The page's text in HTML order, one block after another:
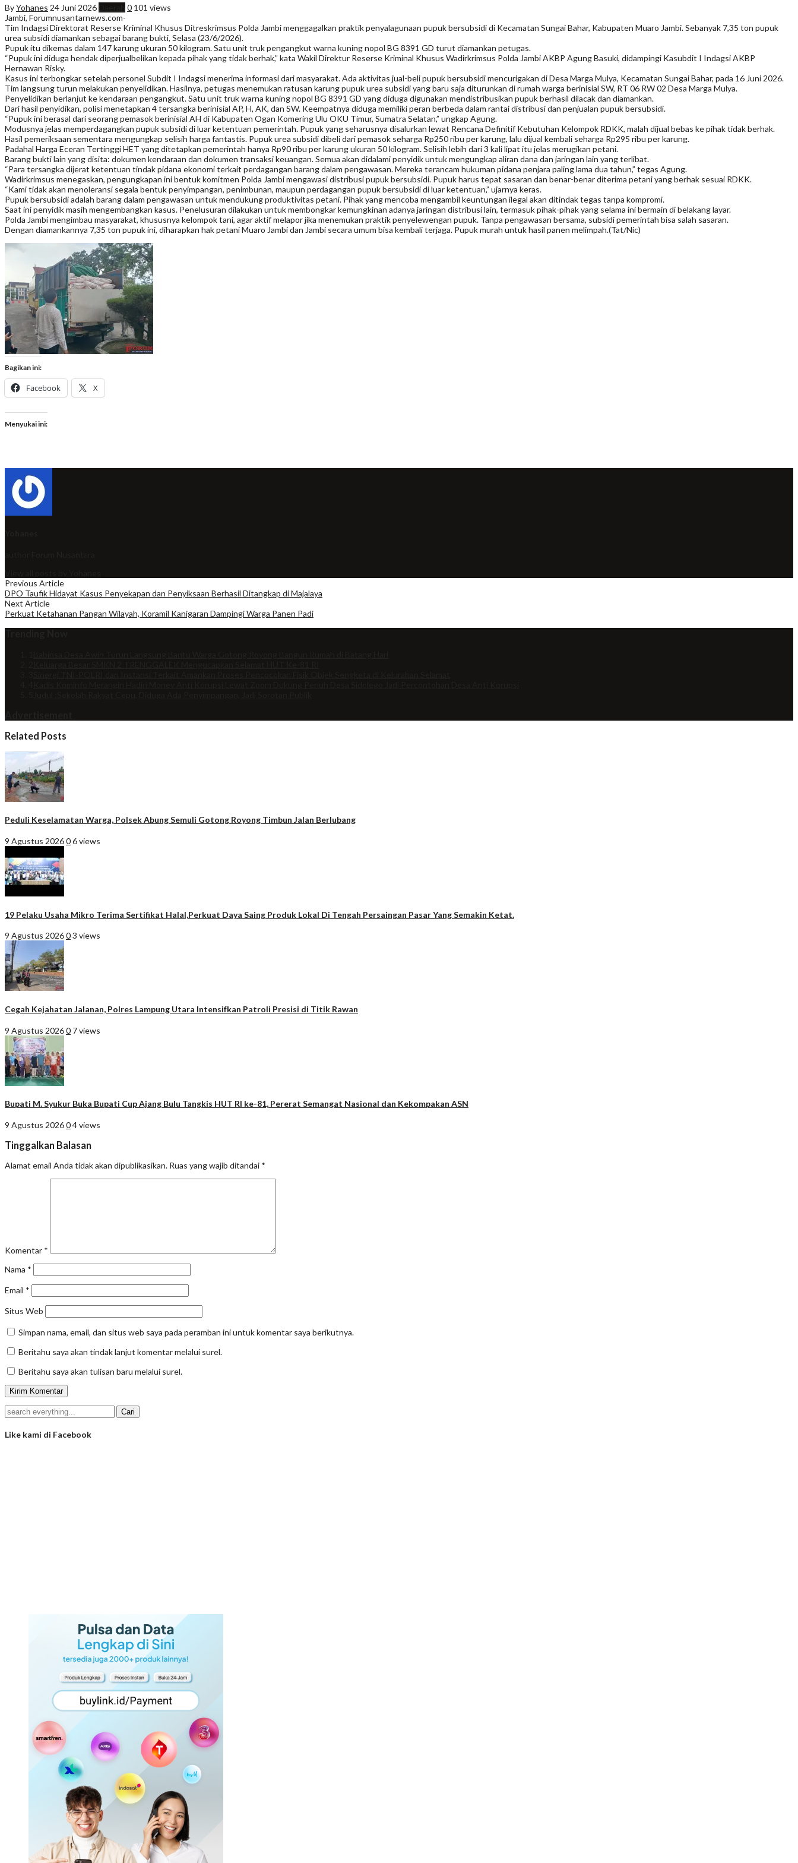
ByYohanes 24 Juni 2026 0 101 views
Jambi, Forumnusantarnews.com-
Tim Indagsi Direktorat Reserse Kriminal Khusus Ditreskrimsus Polda Jambi menggagalkan praktik penyalagunaan pupuk bersubsidi di Kecamatan Sungai Bahar, Kabupaten Muaro Jambi. Sebanyak 7,35 ton pupuk
urea subsidi diamankan sebagai barang bukti, Selasa (23/6/2026).
Pupuk itu dikemas dalam 147 karung ukuran 50 kilogram. Satu unit truk pengangkut warna kuning nopol BG 8391 GD turut diamankan petugas.
“Pupuk ini diduga hendak diperjualbelikan kepada pihak yang tidak berhak,” kata Wakil Direktur Reserse Kriminal Khusus Wadirkrimsus Polda Jambi AKBP Agung Basuki, didampingi Kasubdit I Indagsi AKBP
Hernawan Risky.
Kasus ini terbongkar setelah personel Subdit I Indagsi menerima informasi dari masyarakat. Ada aktivitas jual-beli pupuk bersubsidi mencurigakan di Desa Marga Mulya, Kecamatan Sungai Bahar, pada 16 Juni 2026.
Tim langsung turun melakukan penyelidikan. Hasilnya, petugas menemukan ratusan karung pupuk urea subsidi yang baru saja diturunkan di rumah warga berinisial SW, RT 06 RW 02 Desa Marga Mulya.
Penyelidikan berlanjut ke kendaraan pengangkut. Satu unit truk warna kuning nopol BG 8391 GD yang diduga digunakan mendistribusikan pupuk berhasil dilacak dan diamankan.
Dari hasil penyidikan, polisi menetapkan 4 tersangka berinisial AP, H, AK, dan SW. Keempatnya diduga memiliki peran berbeda dalam rantai distribusi dan penjualan pupuk bersubsidi.
“Pupuk ini berasal dari seorang pemasok berinisial AH di Kabupaten Ogan Komering Ulu OKU Timur, Sumatra Selatan,” ungkap Agung.
Modusnya jelas memperdagangkan pupuk subsidi di luar ketentuan pemerintah. Pupuk yang seharusnya disalurkan lewat Rencana Definitif Kebutuhan Kelompok RDKK, malah dijual bebas ke pihak tidak berhak.
Hasil pemeriksaan sementara mengungkap selisih harga fantastis. Pupuk urea subsidi dibeli dari pemasok seharga Rp250 ribu per karung, lalu dijual kembali seharga Rp295 ribu per karung.
Padahal Harga Eceran Tertinggi HET yang ditetapkan pemerintah hanya Rp90 ribu per karung ukuran 50 kilogram. Selisih lebih dari 3 kali lipat itu jelas merugikan petani.
Barang bukti lain yang disita: dokumen kendaraan dan dokumen transaksi keuangan. Semua akan didalami penyidik untuk mengungkap aliran dana dan jaringan lain yang terlibat.
“Para tersangka dijerat ketentuan tindak pidana ekonomi terkait perdagangan barang dalam pengawasan. Mereka terancam hukuman pidana penjara paling lama dua tahun,” tegas Agung.
Wadirkrimsus menegaskan, pengungkapan ini bentuk komitmen Polda Jambi mengawasi distribusi pupuk bersubsidi. Pupuk harus tepat sasaran dan benar-benar diterima petani yang berhak sesuai RDKK.
“Kami tidak akan menoleransi segala bentuk penyimpangan, penimbunan, maupun perdagangan pupuk bersubsidi di luar ketentuan,” ujarnya keras.
Pupuk bersubsidi adalah barang dalam pengawasan untuk mendukung produktivitas petani. Pihak yang mencoba mengambil keuntungan ilegal akan ditindak tegas tanpa kompromi.
Saat ini penyidik masih mengembangkan kasus. Penelusuran dilakukan untuk membongkar kemungkinan adanya jaringan distribusi lain, termasuk pihak-pihak yang selama ini bermain di belakang layar.
Polda Jambi mengimbau masyarakat, khususnya kelompok tani, agar aktif melapor jika menemukan praktik penyelewengan pupuk. Tanpa pengawasan bersama, subsidi pemerintah bisa salah sasaran.
Dengan diamankannya 7,35 ton pupuk ini, diharapkan hak petani Muaro Jambi dan Jambi secara umum bisa kembali terjaga. Pupuk murah untuk hasil panen melimpah.(Tat/Nic)
Bagikan ini:
Facebook X
Menyukai ini:
Previous Article
DPO Taufik Hidayat Kasus Penyekapan dan Penyiksaan Berhasil Ditangkap di Majalaya
Next Article
Perkuat Ketahanan Pangan Wilayah, Koramil Kanigaran Dampingi Warga Panen Padi
Related Posts
Peduli Keselamatan Warga, Polsek Abung Semuli Gotong Royong Timbun Jalan Berlubang
9 Agustus 202606 views
19 Pelaku Usaha Mikro Terima Sertifikat Halal,Perkuat Daya Saing Produk Lokal Di Tengah Persaingan Pasar Yang Semakin Ketat.
9 Agustus 202603 views
Cegah Kejahatan Jalanan, Polres Lampung Utara Intensifkan Patroli Presisi di Titik Rawan
9 Agustus 20260 7 views
Bupati M. Syukur Buka Bupati Cup Ajang Bulu Tangkis HUT RI ke-81, Pererat Semangat Nasional dan Kekompakan ASN
9 Agustus 202604 views
Tinggalkan Balasan
Alamat email Anda tidak akan dipublikasikan. Ruas yang wajib ditandai *
Komentar *
Nama *
Email *
Situs Web
Simpan nama, email, dan situs web saya pada peramban ini untuk komentar saya berikutnya.
Beritahu saya akan tindak lanjut komentar melalui surel.
Beritahu saya akan tulisan baru melalui surel.
Like kami di Facebook